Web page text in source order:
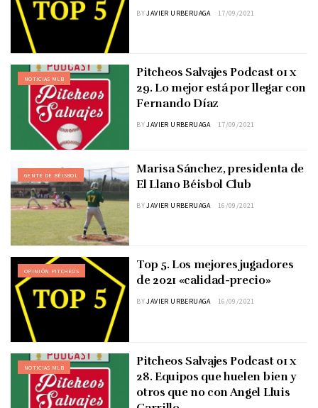
BYJAVIER URBERUAGA 17/09/2021
NOTICIAS MLB
Pitcheos Salvajes Podcast 01 x
29. Lo mejor está por llegar con
Fernando Díaz
BYJAVIER URBERUAGA 17/09/2021
GENTE DE BÉISBOL
Marisa Sánchez, presidenta de
El Llano Béisbol Club
BYJAVIER URBERUAGA 16/09/2021
OPINIÓN PITCHEOS
Top 5. Los mejores jugadores
de 2021 «calidad-precio»
BYJAVIER URBERUAGA 16/09/2021
NOTICIAS MLB
Pitcheos Salvajes Podcast 01 x
28. Equipos que huelen bien y
otros que no con Angel Lluis